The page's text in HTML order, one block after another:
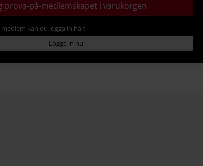
prova-på-medlemskapet i varukorgen
medlem kan du logga in här:
Logga in nu